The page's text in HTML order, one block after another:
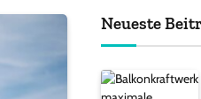
Neueste